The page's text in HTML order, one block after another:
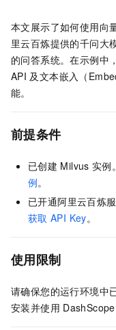
本文展示了如何使用向
里云百炼提供的千问大
的问答系统。在示例中
API 及文本嵌入（
能。
前提条件
已创建 Milvus 实例
例。
已开通阿里云百炼
获取 API Key。
使用限制
请确保您的运行环境中
安装并使用 DashScope